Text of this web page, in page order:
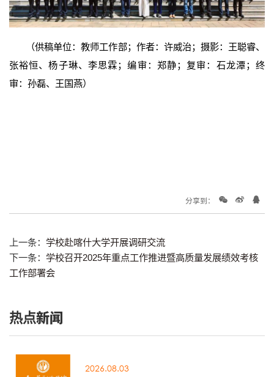
（供稿单位：教师工作部；作者：许威治；摄影：王聪睿、
张裕恒、杨子琳、李思霖；编审：郑静；复审：石龙潭；终
审：孙磊、王国燕）
分享到：
上一条： 学校赴喀什大学开展调研交流
下一条： 学校召开2025年重点工作推进暨高质量发展绩效考核
工作部署会
热点新闻
2026.08.03